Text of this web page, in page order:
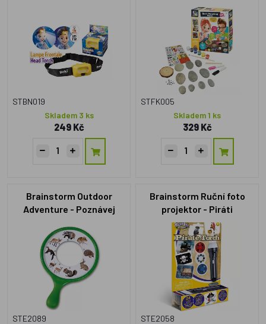
STBN019
Skladem 3 ks
249 Kč
STFK005
Skladem 1 ks
329 Kč
Brainstorm Outdoor
Adventure - Poznávej
STE2089
Brainstorm Ruční foto
projektor - Piráti
STE2058